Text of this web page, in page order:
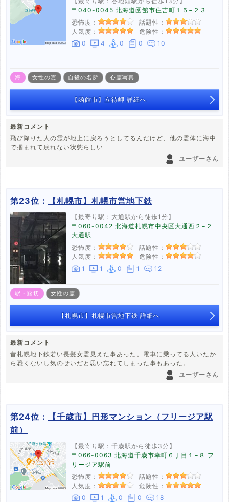
〒040-0045 北海道函館市住吉町１５−２３
恐怖度：
話題性：
人気度：
危険性：
0
4 0 0 10
海 女性の霊 自殺の名所 心霊写真
【函館市】立待岬 詳細へ
最新コメント
飛び降りた人の霊が地上に戻ろうとしてるんだけど、他の霊体に海中
で掴まれて戻れない状態らしい
ユーザーさん
第23位： 【札幌市】札幌市営地下鉄
【最寄り駅：大通駅から徒歩1分】
〒060-0042 北海道札幌市中央区大通西２−２
大通駅
恐怖度：
話題性：
人気度：
危険性：
1
1 0 1 12
駅・踏切 女性の霊
【札幌市】札幌市営地下鉄 詳細へ
最新コメント
昔札幌地下鉄若い長髪女霊見えた事あった。電車に乗ってる人いたか
ら恐くないし気のせいだと思い忘れてしまった事もあった。
ユーザーさん
第24位：
【千歳市】円形マンション（フリージア駅
前）
【最寄り駅：千歳駅から徒歩3分】
〒066-0063 北海道千歳市幸町６丁目１−８ フ
リージア駅前
恐怖度：
話題性：
人気度：
危険性：
0
1 0 0 18